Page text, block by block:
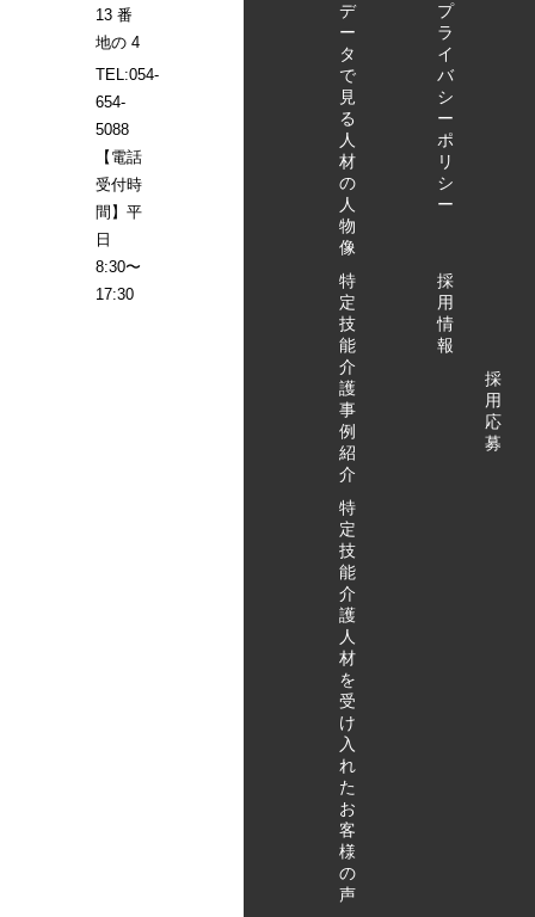
13 番
地の 4
TEL:054-
654-
5088
【電話
受付時
間】平
日
8:30〜
17:30
デ
ー
タ
で
見
る
人
材
の
人
物
像
特
定
技
能
介
護
事
例
紹
介
特
定
技
能
介
護
人
材
を
受
け
入
れ
た
お
客
様
の
声
プ
ラ
イ
バ
シ
ー
ポ
リ
シ
ー
採
用
情
報
採
用
応
募